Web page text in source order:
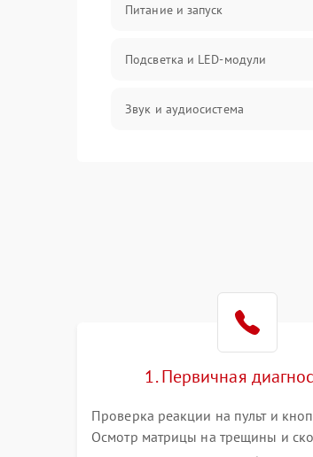
Питание и запуск
Подсветка и LED-модули
Звук и аудиосистема
Программное обеспечение
Корпус и механика
1. Первичная
Проверка реакции на пульт и
Осмотр матрицы на трещины и